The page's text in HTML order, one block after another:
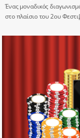
Ένας μοναδικός
στο πλαίσιο του 2ου